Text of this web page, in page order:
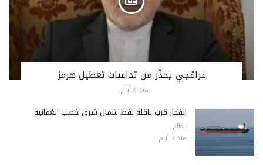
عراقجي يحذّر من تداعيات تعطيل هرمز
منذ 8 أيام
انفجار قرب ناقلة نفط شمال شرق خصب العُمانية
العالم
منذ 7 أيام